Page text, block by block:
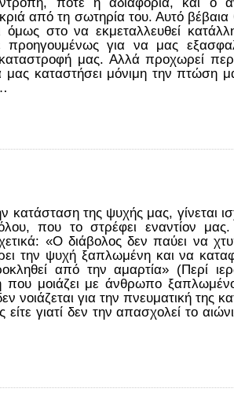
από τη σωτηρία του. Αυτό βέβαια
όμως στο να εκμεταλλευθεί
προηγουμένως για να μας
μας. Αλλά προχωρεί
καταστήσει μόνιμη την πτώση
της ψυχής μας, γίνεται
που το στρέφει εναντίον
«Ο διάβολος δεν παύει να
την ψυχή ξαπλωμένη και να
από την αμαρτία» (Περί
που μοιάζει με άνθρωπο
για την πνευματική της
γιατί δεν την απασχολεί το